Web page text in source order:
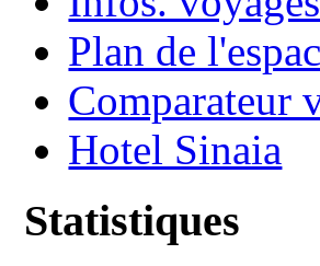
Plan de
Comparateur
Hotel Sinaia
Statistiques